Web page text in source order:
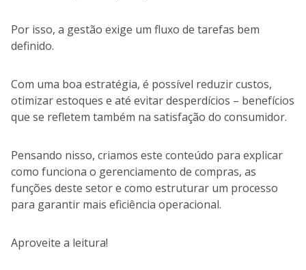
Por isso, a gestão exige um fluxo de tarefas bem
definido.
Com uma boa estratégia, é possível reduzir custos,
otimizar estoques e até evitar desperdícios – benefícios
que se refletem também na satisfação do consumidor.
Pensando nisso, criamos este conteúdo para explicar
como funciona o gerenciamento de compras, as
funções deste setor e como estruturar um processo
para garantir mais eficiência operacional.
Aproveite a leitura!